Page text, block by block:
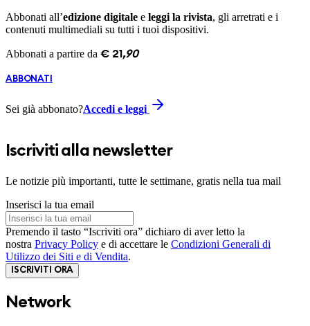
Abbonati all’edizione digitale e leggi la rivista, gli arretrati e i
contenuti multimediali su tutti i tuoi dispositivi.
Abbonati a partire da € 21 ,90
ABBONATI
Sei già abbonato?Accedi e leggi
Iscriviti alla newsletter
Le notizie più importanti, tutte le settimane, gratis nella tua mail
Inserisci la tua email
Premendo il tasto “Iscriviti ora” dichiaro di aver letto la
nostra Privacy Policy e di accettare le Condizioni Generali di
Utilizzo dei Siti e di Vendita.
ISCRIVITI ORA
Network